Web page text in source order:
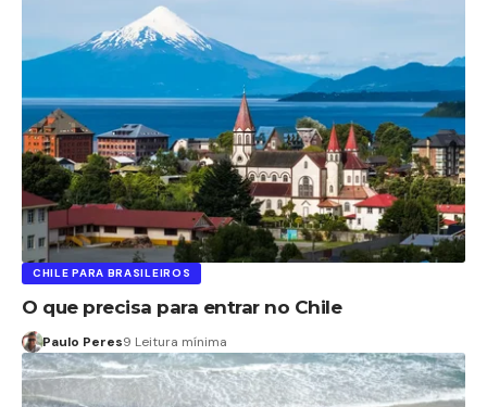
CHILE PARA BRASILEIROS
O que precisa para entrar no Chile
Paulo Peres9 Leitura mínima